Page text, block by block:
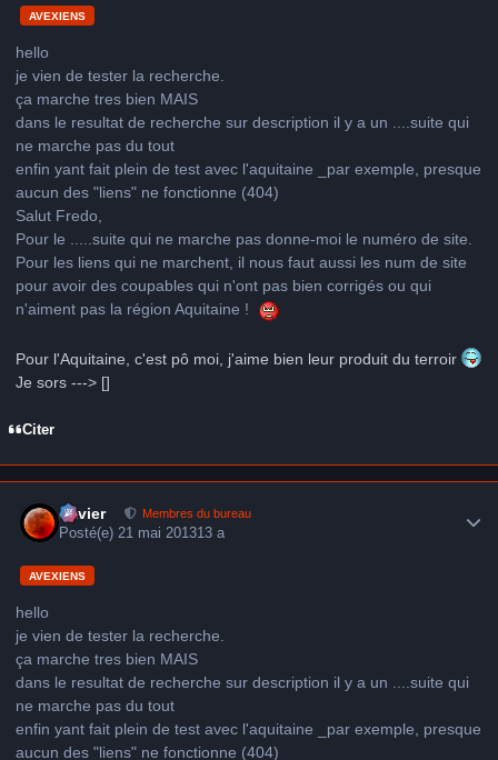
AVEXIENS
hello
je vien de tester la recherche.
ça marche tres bien MAIS
dans le resultat de recherche sur description il y a un ....suite qui
ne marche pas du tout
enfin yant fait plein de test avec l'aquitaine _par exemple, presque
aucun des "liens" ne fonctionne (404)
Salut Fredo,
Pour le .....suite qui ne marche pas donne-moi le numéro de site.
Pour les liens qui ne marchent, il nous faut aussi les num de site
pour avoir des coupables qui n'ont pas bien corrigés ou qui
n'aiment pas la région Aquitaine !
Pour l'Aquitaine, c'est pô moi, j'aime bien leur produit du terroir
Je sors ---> []
Citer
Xavier Membres du bureau
Posté(e)21 mai 201313 a
AVEXIENS
hello
je vien de tester la recherche.
ça marche tres bien MAIS
dans le resultat de recherche sur description il y a un ....suite qui
ne marche pas du tout
enfin yant fait plein de test avec l'aquitaine _par exemple, presque
aucun des "liens" ne fonctionne (404)